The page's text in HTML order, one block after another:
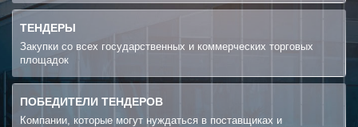
ТЕНДЕРЫ
Закупки со всех государственных и коммерческих торговых
площадок
ПОБЕДИТЕЛИ ТЕНДЕРОВ
Компании, которые могут нуждаться в поставщиках и